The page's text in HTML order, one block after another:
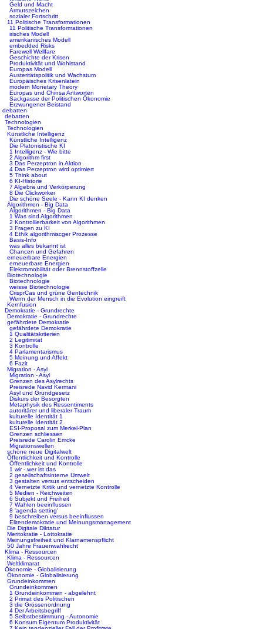
Geld und Macht
Armutszeichen
sozialer Fortschritt
11 Politische Transformationen
11 Politische Transformationen
irisches Modell
amerikanisches Modell
embedded Risks
Farewell Wellfare
Geschichte der Krisen
Produktivität und Wohlstand
Europas Modell
Austeritätspolitik und Wachstum
Europäisches Krisenlatein
modern Monetary Theory
Europas und Chinsa Antworten
Sackgasse der Politischen Ökonomie
Erzwungener Beistand
debatten
debatten
Technologien
Technologien
Künstliche Intelligenz
Künstliche Intelligenz
Die Platonistische KI
1 Intelligenz - Wie bitte
2 Algorithm first
3 Das Perzeptron in Aktion
4 Das Perzeptron wird optimiert
5 Think about
6 KI-Historie
7 Algebra und Verkörperung
8 Die Clickworker
Die schöne Seele - Kann KI denken
Algorithmen - Big Data
Algorithmen - Big Data
1 Was sind Algorithmen
2 Kontrollierbarkeit von Algorithmen
3 Fragen zu KI
4 Ethik algorithmiscger Prozesse
Basis-Info
was alles bekannt ist
Chancen und Gefahren
erneuerbare Energien
erneuerbare Energien
Elektromobilität oder Brennstoffzelle
Biotechnologie
Biotechnologie
weisse Biotechnologie
CrisprCas und grüne Gentechnik
Wenn der Mensch in die Evolution eingreift
Kernfusion
Demokratie - Grundrechte
Demokratie - Grundrechte
gefährdete Demokratie
gefährdete Demokratie
1 Qualitätskriterien
2 Legitimität
3 Kontrolle
4 Parlamentarismus
5 Meinung und Affekt
6 Fazit
Migration - Asyl
Migration - Asyl
Grenzen des Asylrechts
Preisrede Navid Kermani
Asyl und Grundgesetz
Diskurs der Besorgten
Metaphysik des Ressentiments
autoritärer und liberaler Traum
kulturelle Identität 1
kulturelle Identität 2
ESI-Proposal zum Merkel-Plan
Grenzen schliessen
Preisrede Carolin Emcke
Migrationswellen
schöne neue Digitalwelt
Öffentlichkeit und Kontrolle
Öffentlichkeit und Kontrolle
1 wir - wer ist das
2 gesellschaftsinterne Umwelt
3 gestalten versus entscheiden
4 Vernetzte Kritik und vernetzte Kontrolle
5 Medien - Reichweiten
6 Subjekt und Freiheit
7 Wahlen beeinflussen
8 'agenda setting'
9 beschreiben versus beeinflussen
Elitendemokratie und Meinungsmanagement
Die Digitale Diktatur
Meritokratie - Lottokratie
Meinungsfreiheit und Klarnamenspflicht
50 Jahre Frauenwahlrecht
Klima - Ressourcen
Klima - Ressourcen
Weltklimarat
Ökonomie - Globalisierung
Ökonomie - Globalisierung
Grundeinkommen
Grundeinkommen
1 Grundeinkommen - abgelehnt
2 Primat des Politischen
3 die Grössenordnung
4 Der Arbeitsbegriff
5 Selbstbestimmung - Autonomie
6 Konsum Eigentum Produktivität